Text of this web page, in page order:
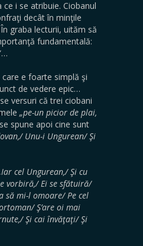
ce i se atribuie. Ciobanul
decât în minţile
graba lecturii, uităm să
fundamentală:
e foarte simplă şi
de vedere epic…
versuri că trei ciobani
„pe-un picior de plai,
spune apoi cine sunt
Unu-i Ungurean/ Şi
cel Ungurean,/ Şi cu
vorbiră,/ Ei se sfătuiră/
să mi-l omoare/ Pe cel
Ş’are oi mai
Şi cai învăţaţi/ Şi